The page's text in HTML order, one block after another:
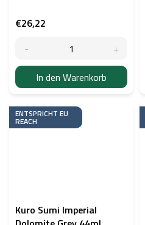
€26,22
In den Warenkorb
ENTSPRICHT EU
REACH
Kuro Sumi Imperial